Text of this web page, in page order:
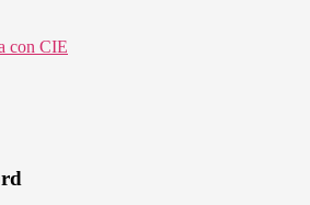
con CIE